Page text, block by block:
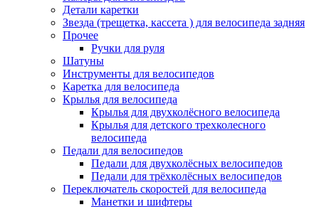
Детали каретки
Звезда (трещетка, кассета ) для велосипеда задняя
Прочее
Ручки для руля
Шатуны
Инструменты для велосипедов
Каретка для велосипеда
Крылья для велосипеда
Крылья для двухколёсного велосипеда
Крылья для детского трехколесного
велосипеда
Педали для велосипедов
Педали для двухколёсных велосипедов
Педали для трёхколёсных велосипедов
Переключатель скоростей для велосипеда
Манетки и шифтеры